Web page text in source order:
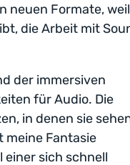
neuen Formate, weil
die Arbeit mit
der immersiven
für Audio. Die
in denen sie
meine Fantasie
einer sich schnell